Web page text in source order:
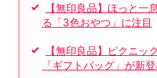
【無印良品】ほっと一
る「3色おやつ」に注目
【無印良品】ピクニ
「ギフトバッグ」が新